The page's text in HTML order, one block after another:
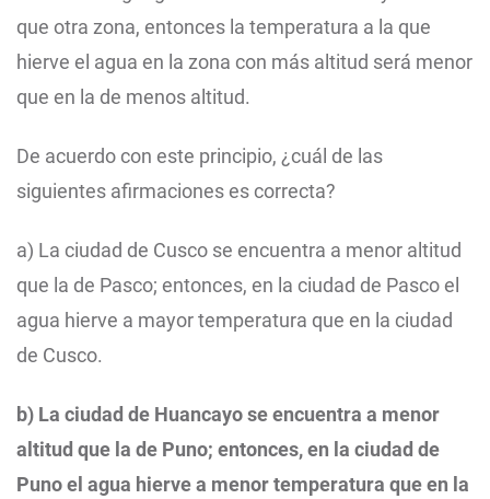
que otra zona, entonces la temperatura a la que
hierve el agua en la zona con más altitud será menor
que en la de menos altitud.
De acuerdo con este principio, ¿cuál de las
siguientes afirmaciones es correcta?
a) La ciudad de Cusco se encuentra a menor altitud
que la de Pasco; entonces, en la ciudad de Pasco el
agua hierve a mayor temperatura que en la ciudad
de Cusco.
b) La ciudad de Huancayo se encuentra a menor
altitud que la de Puno; entonces, en la ciudad de
Puno el agua hierve a menor temperatura que en la